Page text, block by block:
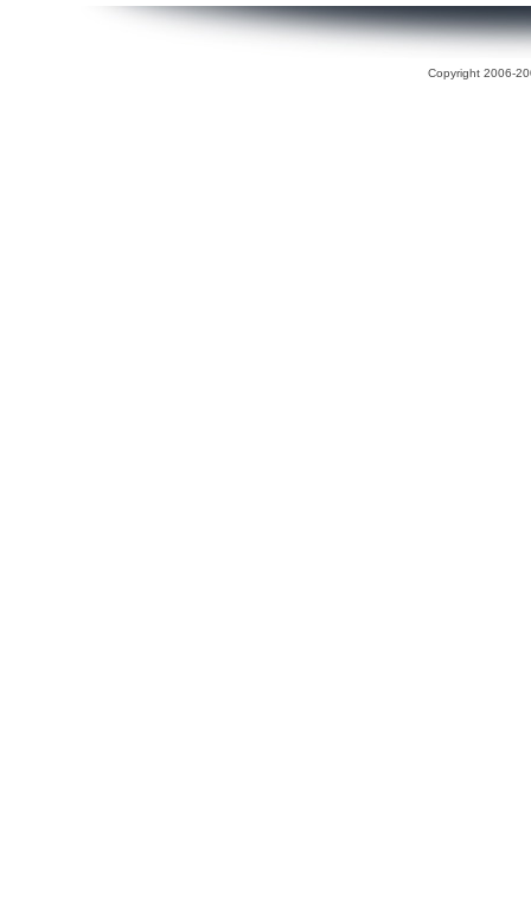
Copyright 2006-